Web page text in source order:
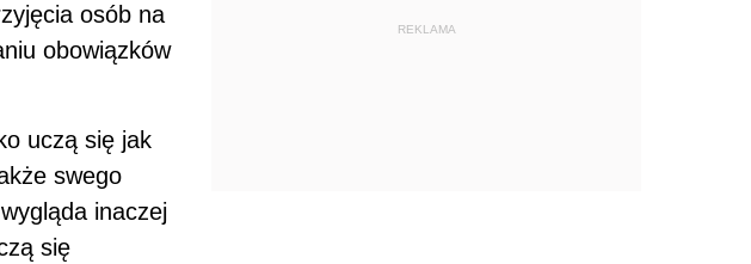
osób na
obowiązków
uczą się jak
swego
inaczej
się
REKLAMA